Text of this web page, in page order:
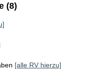
(8)
[alle RV hierzu]